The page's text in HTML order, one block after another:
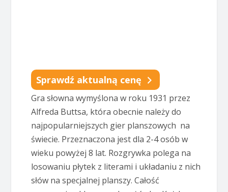
Sprawdź aktualną cenę
Gra słowna wymyślona w roku 1931 przez
Alfreda Buttsa, która obecnie należy do
najpopularniejszych gier planszowych na
świecie. Przeznaczona jest dla 2-4 osób w
wieku powyżej 8 lat. Rozgrywka polega na
losowaniu płytek z literami i układaniu z nich
słów na specjalnej planszy. Całość